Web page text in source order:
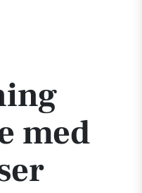
med kun 4 øvelser
med